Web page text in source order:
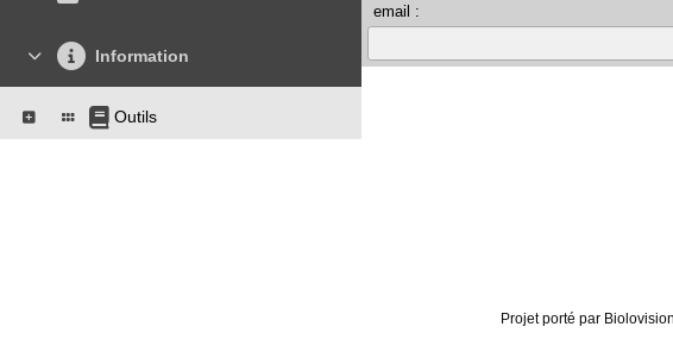
Information
Outils
email :
Projet porté par